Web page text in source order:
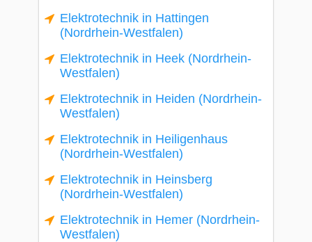
Elektrotechnik in Hattingen
(Nordrhein-Westfalen)
Elektrotechnik in Heek (Nordrhein-
Westfalen)
Elektrotechnik in Heiden (Nordrhein-
Westfalen)
Elektrotechnik in Heiligenhaus
(Nordrhein-Westfalen)
Elektrotechnik in Heinsberg
(Nordrhein-Westfalen)
Elektrotechnik in Hemer (Nordrhein-
Westfalen)